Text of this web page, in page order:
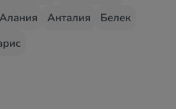
Алания Анталия
Белек